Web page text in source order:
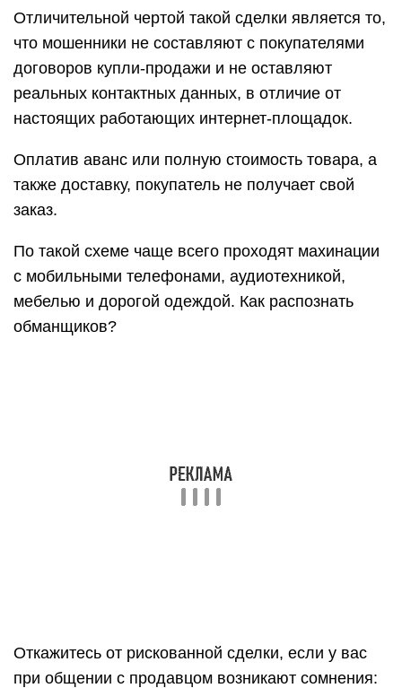
Отличительной чертой такой сделки является то,
что мошенники не составляют с покупателями
договоров купли-продажи и не оставляют
реальных контактных данных, в отличие от
настоящих работающих интернет-площадок.
Оплатив аванс или полную стоимость товара, а
также доставку, покупатель не получает свой
заказ.
По такой схеме чаще всего проходят махинации
с мобильными телефонами, аудиотехникой,
мебелью и дорогой одеждой. Как распознать
обманщиков?
Откажитесь от рискованной сделки, если у вас
при общении с продавцом возникают сомнения: